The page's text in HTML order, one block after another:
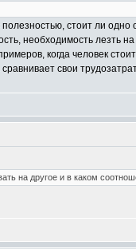
стоит ли
необходимость лезть
когда человек
свои
на другое и в каком